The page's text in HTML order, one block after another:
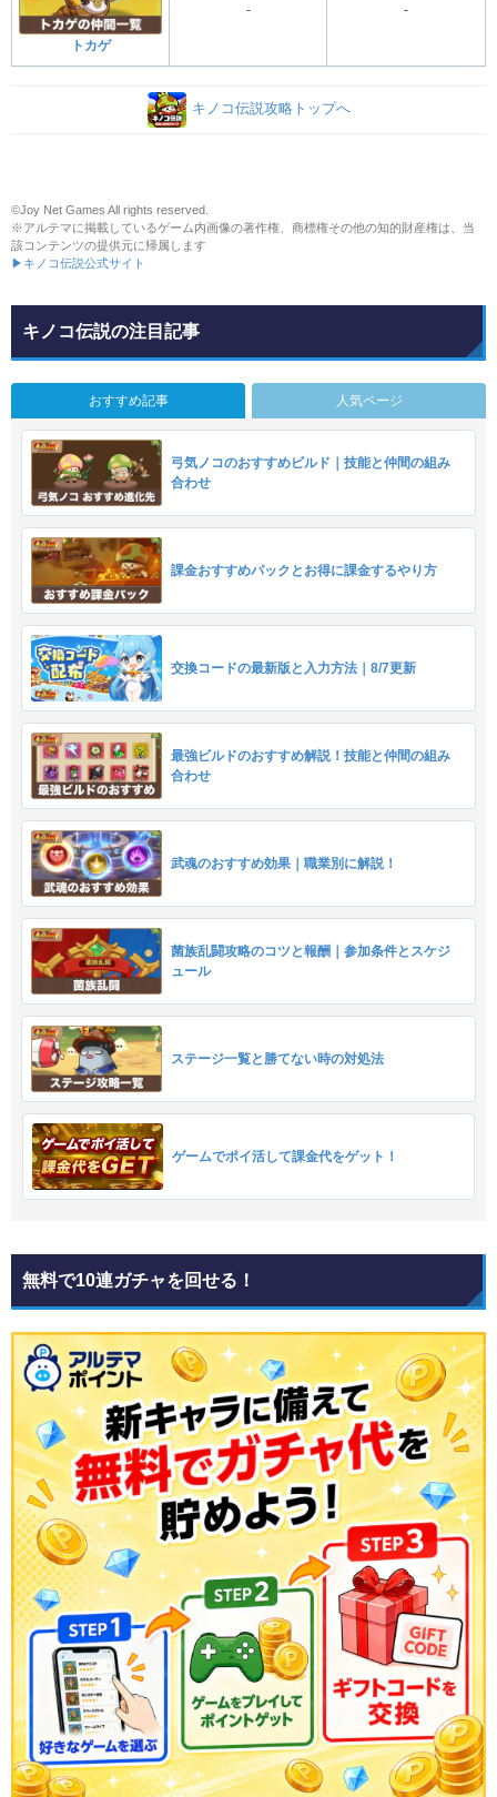
トカゲ
- -
キノコ伝説攻略トップへ
©Joy Net Games All rights reserved.
※アルテマに掲載しているゲーム内画像の著作権、商標権その他の知的財産権は、当
該コンテンツの提供元に帰属します
▶キノコ伝説公式サイト
キノコ伝説の注目記事
おすすめ記事 人気ページ
弓気ノコのおすすめビルド｜技能と仲間の組み
合わせ
課金おすすめパックとお得に課金するやり方
交換コードの最新版と入力方法｜8/7更新
最強ビルドのおすすめ解説！技能と仲間の組み
合わせ
武魂のおすすめ効果｜職業別に解説！
菌族乱闘攻略のコツと報酬｜参加条件とスケジ
ュール
ステージ一覧と勝てない時の対処法
ゲームでポイ活して課金代をゲット！
無料で10連ガチャを回せる！